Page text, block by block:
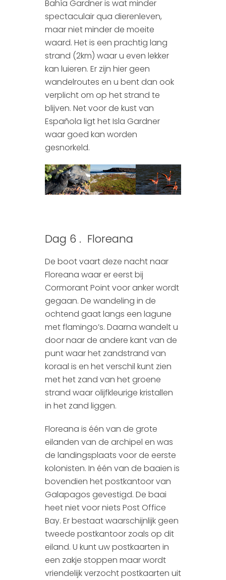
Bahía Gardner is wat minder
spectaculair qua dierenleven,
maar niet minder de moeite
waard. Het is een prachtig lang
strand (2km) waar u even lekker
kan luieren. Er zijn hier geen
wandelroutes en u bent dan ook
verplicht om op het strand te
blijven. Net voor de kust van
Española ligt het Isla Gardner
waar goed kan worden
gesnorkeld.
Dag 6 . Floreana
De boot vaart deze nacht naar
Floreana waar er eerst bij
Cormorant Point voor anker wordt
gegaan. De wandeling in de
ochtend gaat langs een lagune
met flamingo’s. Daarna wandelt u
door naar de andere kant van de
punt waar het zandstrand van
koraal is en het verschil kunt zien
met het zand van het groene
strand waar olijfkleurige kristallen
in het zand liggen.
Floreana is één van de grote
eilanden van de archipel en was
de landingsplaats voor de eerste
kolonisten. In één van de baaien is
bovendien het postkantoor van
Galapagos gevestigd. De baai
heet niet voor niets Post Office
Bay. Er bestaat waarschijnlijk geen
tweede postkantoor zoals op dit
eiland. U kunt uw postkaarten in
een zakje stoppen maar wordt
vriendelijk verzocht postkaarten uit